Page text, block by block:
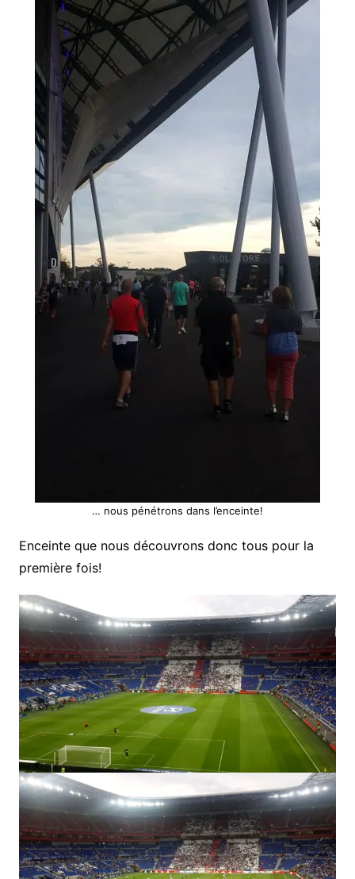
… nous pénétrons dans l’enceinte!
Enceinte que nous découvrons donc tous pour la
première fois!